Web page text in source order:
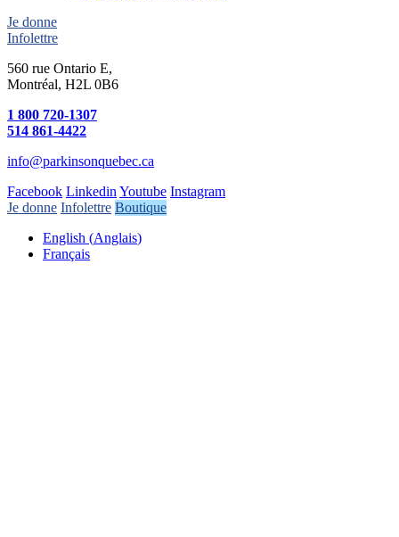
Je donne
Infolettre
560 rue Ontario E,
Montréal, H2L 0B6
1 800 720-1307
514 861-4422
info@parkinsonquebec.ca
Facebook Linkedin Youtube Instagram
Je donne Infolettre Boutique
English (Anglais)
Français